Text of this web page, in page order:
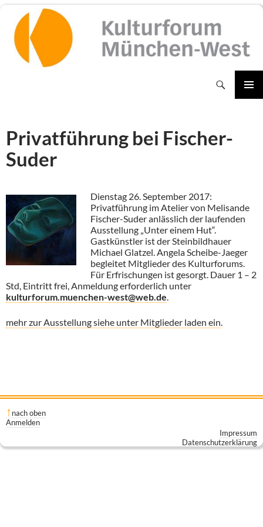
Inhalt
springen
Privatführung bei Fischer-
Suder
Dienstag 26. September 2017:
Privatführung im Atelier von Melisande
Fischer-Suder anlässlich der laufenden
Ausstellung „Unter einem Hut“.
Gastkünstler ist der Steinbildhauer
Michael Glatzel. Angela Scheibe-Jaeger
begleitet Mitglieder des Kulturforums.
Für Erfrischungen ist gesorgt. Dauer 1 – 2
Std, Eintritt frei, Anmeldung erforderlich unter
kulturforum.muenchen-west@web.de.
mehr zur Ausstellung siehe unter Mitglieder laden ein.
nach oben
Anmelden
Impressum
Datenschutzerklärung